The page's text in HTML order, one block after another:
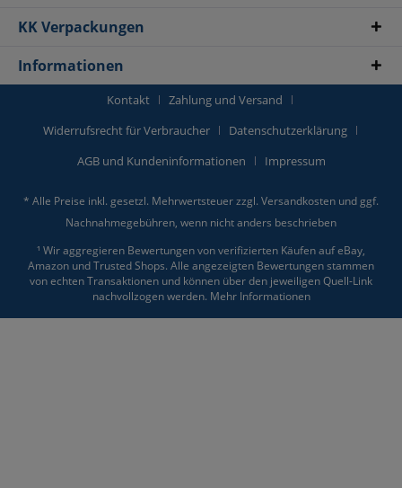
KK Verpackungen
Informationen
Kontakt
Zahlung und Versand
Widerrufsrecht für Verbraucher
Datenschutzerklärung
AGB und Kundeninformationen
Impressum
* Alle Preise inkl. gesetzl. Mehrwertsteuer zzgl. Versandkosten und ggf.
Nachnahmegebühren, wenn nicht anders beschrieben
¹ Wir aggregieren Bewertungen von verifizierten Käufen auf eBay,
Amazon und Trusted Shops. Alle angezeigten Bewertungen stammen
von echten Transaktionen und können über den jeweiligen Quell-Link
nachvollzogen werden. Mehr Informationen